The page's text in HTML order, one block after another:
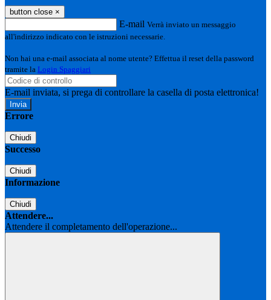
button close ×
E-mail Verrà inviato un messaggio
all'indirizzo indicato con le istruzioni necessarie.
Non hai una e-mail associata al nome utente? Effettua il reset della password
tramite la Login Spaggiari
E-mail inviata, si prega di controllare la casella di posta elettronica!
Errore
Chiudi
Successo
Chiudi
Informazione
Chiudi
Attendere...
Attendere il completamento dell'operazione...